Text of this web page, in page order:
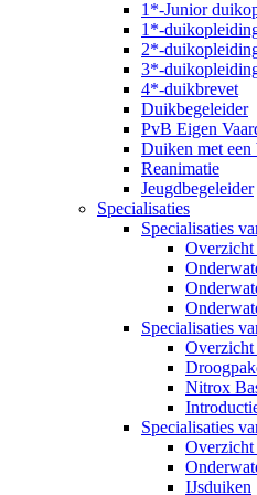
1*-Junior
1*-
2*-
3*-
4*-duikbrevet
Duikbegeleider
PvB Eigen
Duiken met een
Reanimatie
Jeugdbegeleider
Specialisaties
Specialisaties
Overzicht
Specialisaties
Overzicht
Nitrox
Specialisaties
Overzicht
IJsduiken